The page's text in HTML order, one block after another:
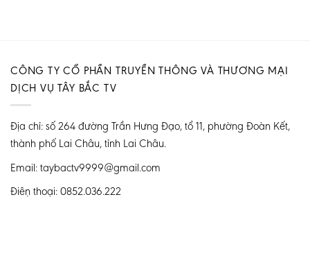
CÔNG TY CỔ PHẦN TRUYỀN THÔNG VÀ THƯƠNG MẠI
DỊCH VỤ TÂY BẮC TV
Địa chỉ: số 264 đường Trần Hưng Đạo, tổ 11, phường Đoàn Kết,
thành phố Lai Châu, tỉnh Lai Châu.
Email: taybactv9999@gmail.com
Điện thoại: 0852.036.222